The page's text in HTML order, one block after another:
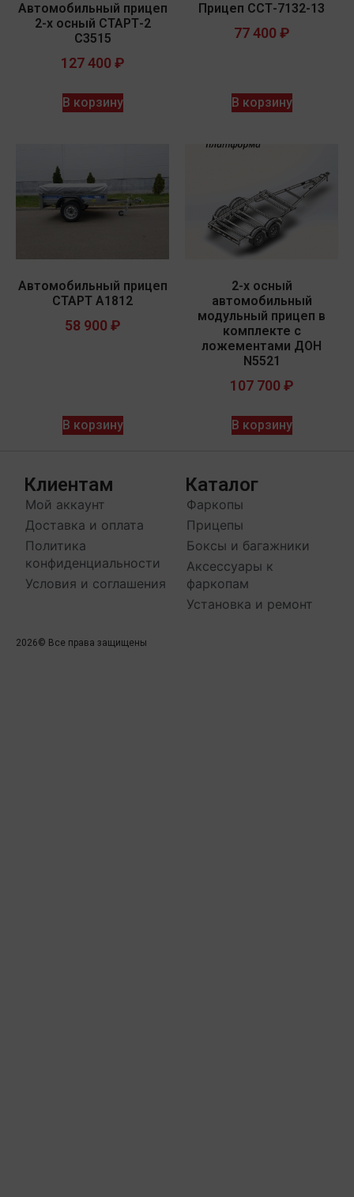
Автомобильный прицеп
2-х осный СТАРТ-2
С3515
127 400 ₽
В корзину
Прицеп ССТ-7132-13
77 400 ₽
В корзину
Автомобильный прицеп
СТАРТ A1812
58 900 ₽
В корзину
2-х осный
автомобильный
модульный прицеп в
комплекте с
ложементами ДОН
N5521
107 700 ₽
В корзину
Клиентам
Мой аккаунт
Доставка и оплата
Политика
конфиденциальности
Условия и соглашения
Каталог
Фаркопы
Прицепы
Боксы и багажники
Аксессуары к
фаркопам
Установка и ремонт
2026© Все права защищены